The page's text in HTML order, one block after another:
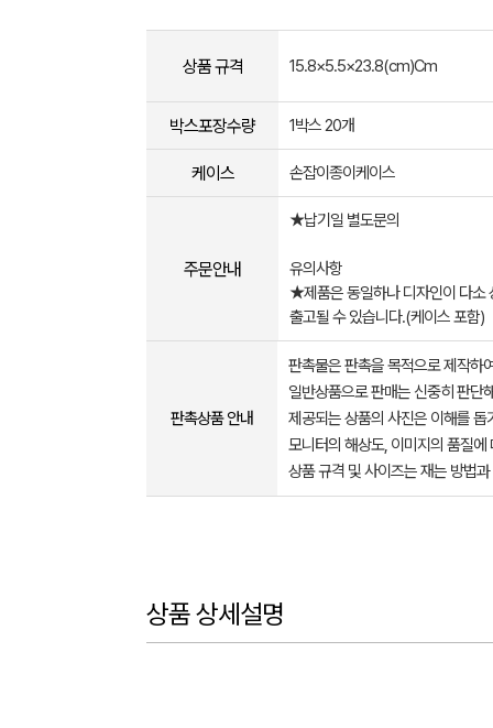
상품 규격 15.8×5.5×23.8(cm)Cm
박스포장수량 1박스 20개
케이스 손잡이종이케이스
주문안내
★납기일 별도문의
유의사항
★제품은 동일하나 디자인이 다소
출고될 수 있습니다.(케이스 포함)
판촉상품 안내
판촉물은 판촉을 목적으로 제작하
일반상품으로 판매는 신중히 판단
제공되는 상품의 사진은 이해를
모니터의 해상도, 이미지의 품질
상품 규격 및 사이즈는 재는 방법
상품 상세설명